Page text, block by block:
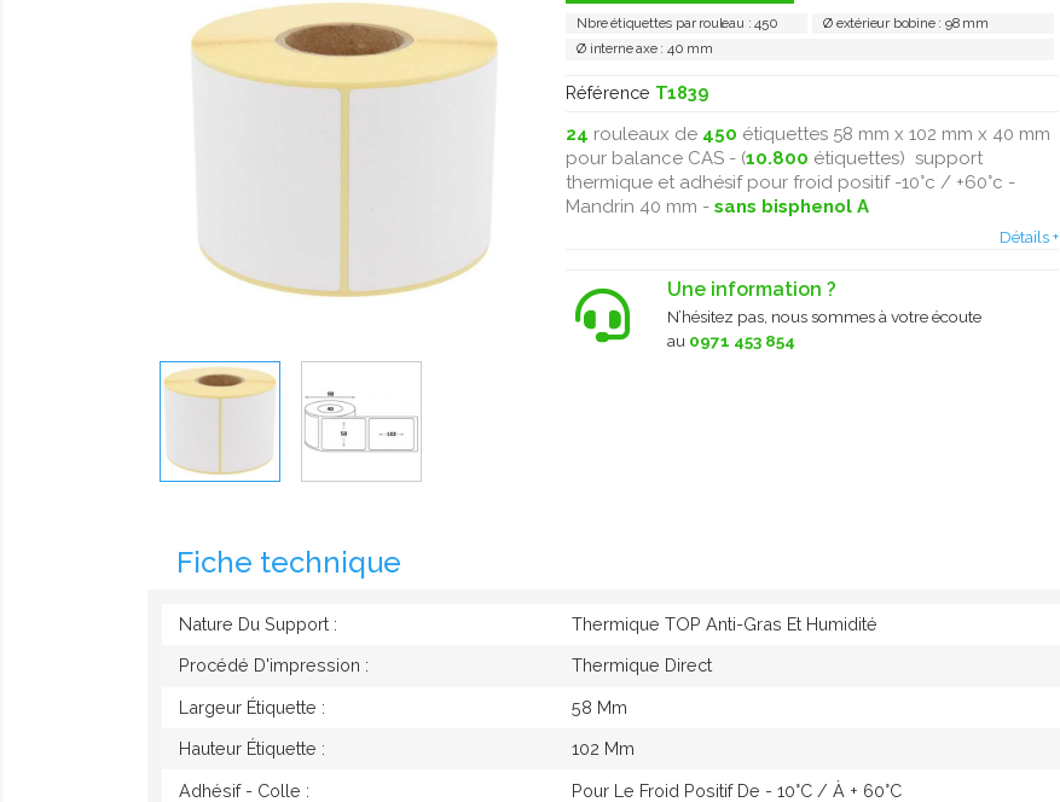
Nbre étiquettes par rouleau : 450
Ø extérieur bobine : 98 mm
Ø interne axe : 40 mm
Référence T1839
24 rouleaux de 450 étiquettes 58 mm x 102 mm x 40 mm
pour balance CAS - (10.800 étiquettes) support
thermique et adhésif pour froid positif -10°c / +60°c -
Mandrin 40 mm - sans bisphenol A
Détails +
Une information ?
N’hésitez pas, nous sommes à votre écoute
au 0971 453 854
Fiche technique
Nature Du Support : Thermique TOP Anti-Gras Et Humidité
Procédé D'impression : Thermique Direct
Largeur Étiquette : 58 Mm
Hauteur Étiquette : 102 Mm
Adhésif - Colle : Pour Le Froid Positif De - 10°c / À + 60°c